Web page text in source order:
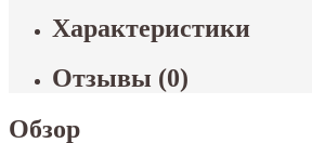
Характеристики
Отзывы (0)
Обзор